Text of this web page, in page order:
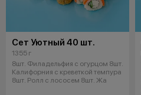
Сет Уютный 40 шт.
1355 г
8шт. Филадельфия с огурцом 8шт.
Калифорния с креветкой темпура
8шт. Ролл с лососем 8шт. Жа